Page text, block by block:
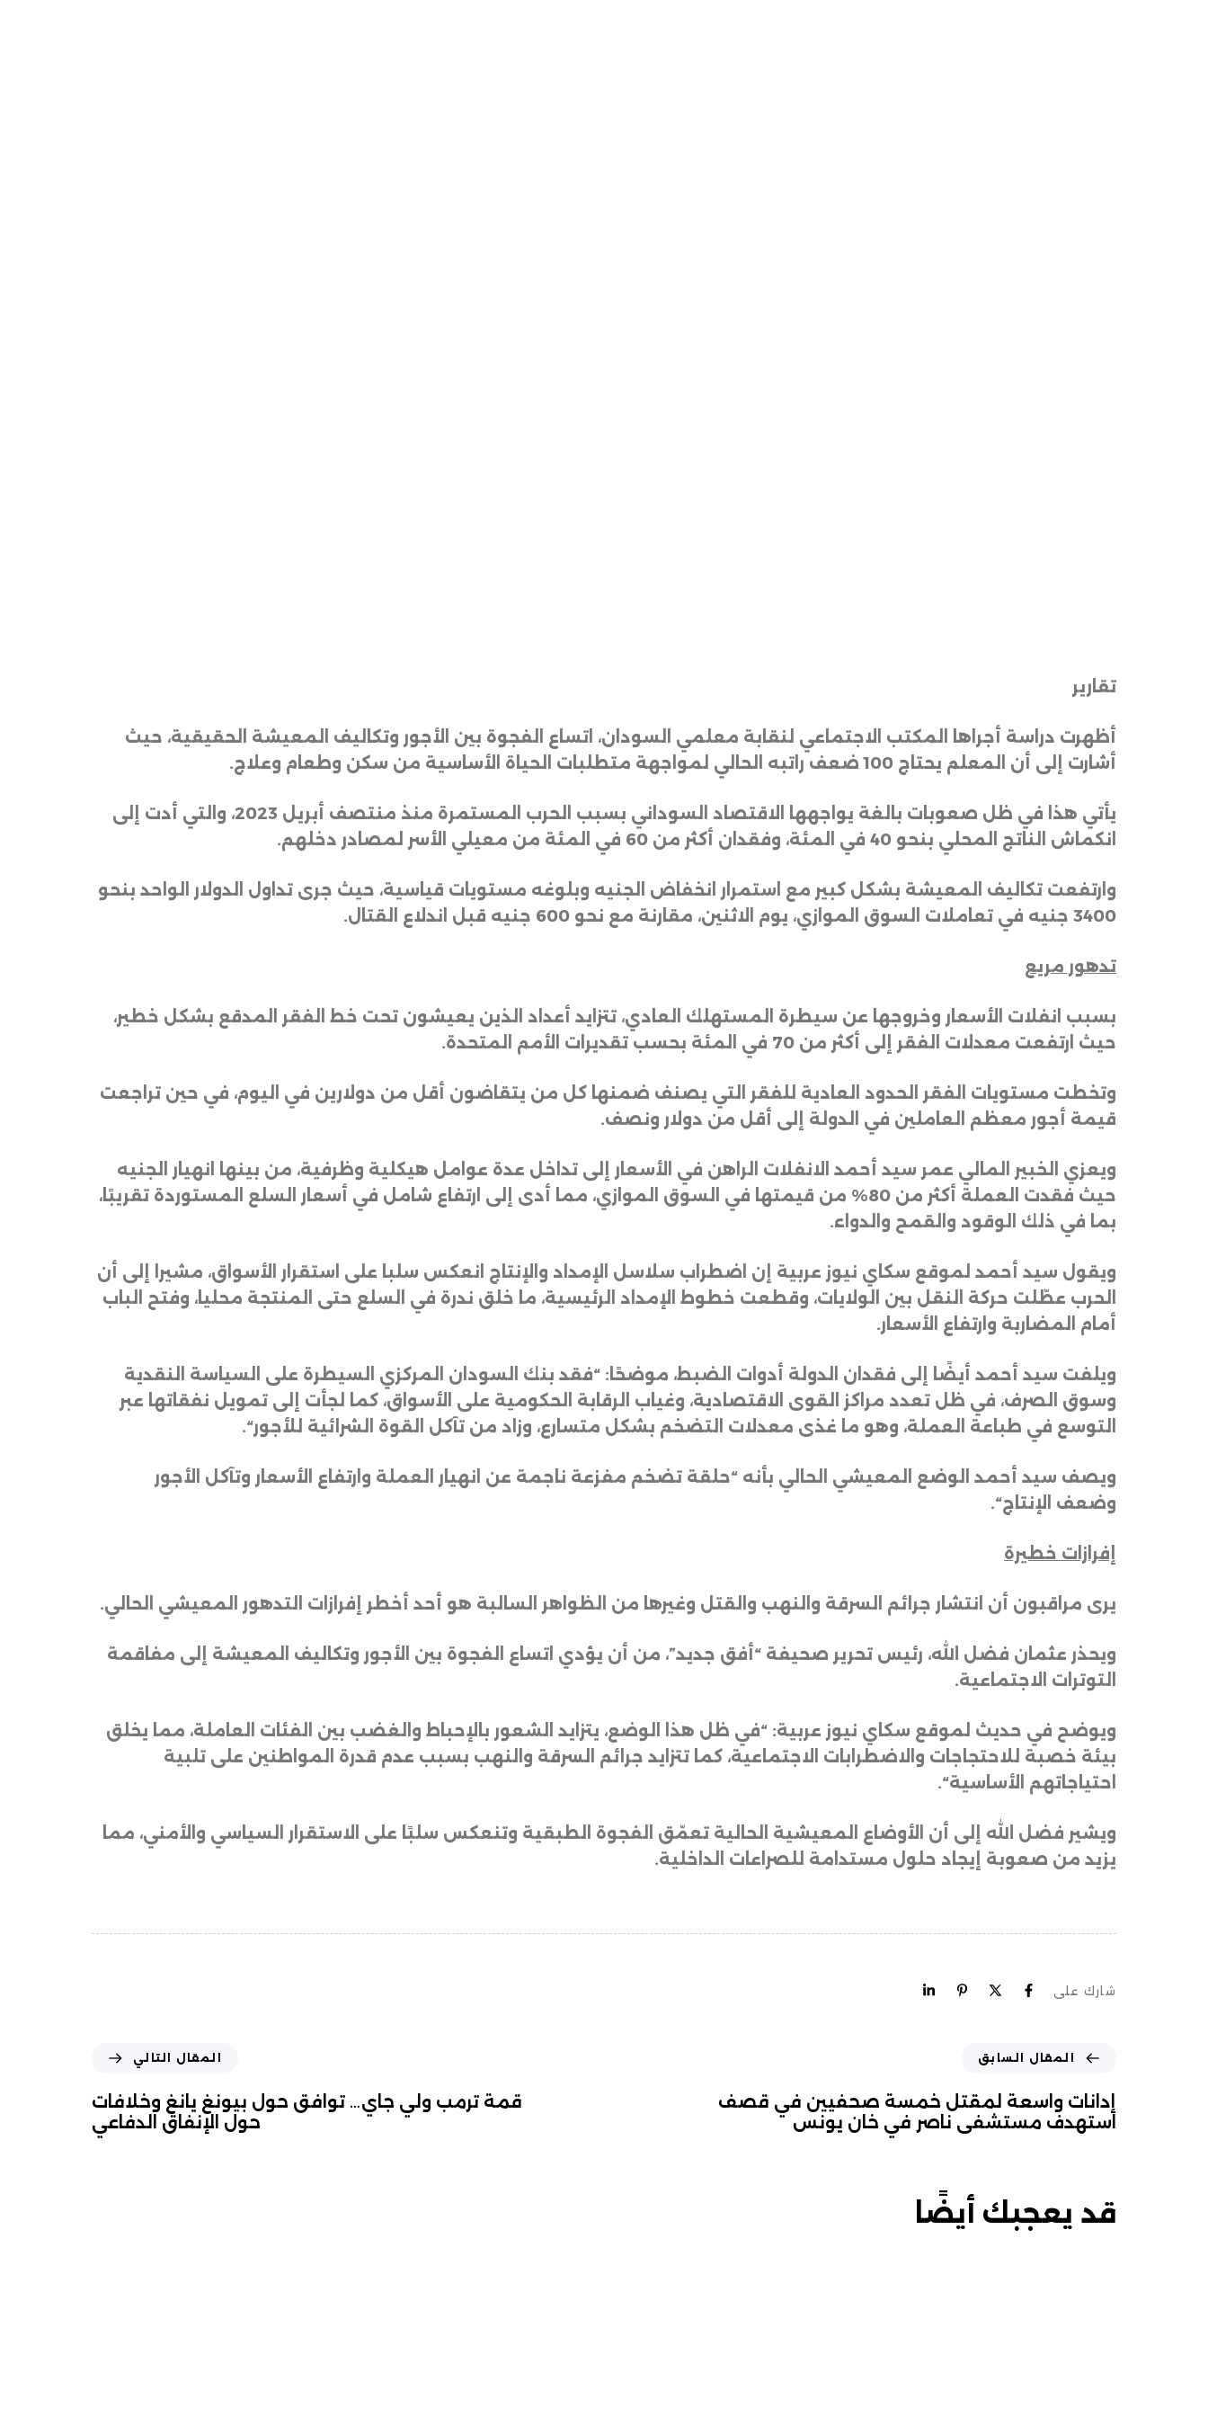
تقارير
أظهرت دراسة أجراها المكتب الاجتماعي لنقابة معلمي السودان، اتساع الفجوة بين الأجور وتكاليف المعيشة الحقيقية، حيث
أشارت إلى أن المعلم يحتاج 100 ضعف راتبه الحالي لمواجهة متطلبات الحياة الأساسية من سكن وطعام وعلاج
.
يأتي هذا في ظل صعوبات بالغة يواجهها الاقتصاد السوداني بسبب الحرب المستمرة منذ منتصف أبريل 2023، والتي أدت إلى
انكماش الناتج المحلي بنحو 40 في المئة، وفقدان أكثر من 60 في المئة من معيلي الأسر لمصادر دخلهم
.
وارتفعت تكاليف المعيشة بشكل كبير مع استمرار انخفاض الجنيه وبلوغه مستويات قياسية، حيث جرى تداول الدولار الواحد بنحو
3400 جنيه في تعاملات السوق الموازي، يوم الاثنين، مقارنة مع نحو 600 جنيه قبل اندلاع القتال
.
تدهور مريع
بسبب انفلات الأسعار وخروجها عن سيطرة المستهلك العادي، تتزايد أعداد الذين يعيشون تحت خط الفقر المدقع بشكل خطير،
حيث ارتفعت معدلات الفقر إلى أكثر من 70 في المئة بحسب تقديرات الأمم المتحدة
.
وتخطت مستويات الفقر الحدود العادية للفقر التي يصنف ضمنها كل من يتقاضون أقل من دولارين في اليوم، في حين تراجعت
قيمة أجور معظم العاملين في الدولة إلى أقل من دولار ونصف.
ويعزي الخبير المالي عمر سيد أحمد الانفلات الراهن في الأسعار إلى تداخل عدة عوامل هيكلية وظرفية، من بينها انهيار الجنيه
حيث فقدت العملة أكثر من 80% من قيمتها في السوق الموازي، مما أدى إلى ارتفاع شامل في أسعار السلع المستوردة تقريبًا،
بما في ذلك الوقود والقمح والدواء.
ويقول سيد أحمد لموقع سكاي نيوز عربية إن اضطراب سلاسل الإمداد والإنتاج انعكس سلبا على استقرار الأسواق، مشيرا إلى أن
الحرب عطّلت حركة النقل بين الولايات، وقطعت خطوط الإمداد الرئيسية، ما خلق ندرة في السلع حتى المنتجة محليا، وفتح الباب
أمام المضاربة وارتفاع الأسعار.
ويلفت سيد أحمد أيضًا إلى فقدان الدولة أدوات الضبط، موضحًا: “فقد بنك السودان المركزي السيطرة على السياسة النقدية
وسوق الصرف، في ظل تعدد مراكز القوى الاقتصادية، وغياب الرقابة الحكومية على الأسواق، كما لجأت إلى تمويل نفقاتها عبر
التوسع في طباعة العملة، وهو ما غذى معدلات التضخم بشكل متسارع، وزاد من تآكل القوة الشرائية للأجور“.
ويصف سيد أحمد الوضع المعيشي الحالي بأنه “حلقة تضخم مفزعة ناجمة عن انهيار العملة وارتفاع الأسعار وتآكل الأجور
وضعف الإنتاج“.
إفرازات خطيرة
يرى مراقبون أن انتشار جرائم السرقة والنهب والقتل وغيرها من الظواهر السالبة هو أحد أخطر إفرازات التدهور المعيشي الحالي.
ويحذر عثمان فضل الله، رئيس تحرير صحيفة “أفق جديد”، من أن يؤدي اتساع الفجوة بين الأجور وتكاليف المعيشة إلى مفاقمة
التوترات الاجتماعية.
ويوضح في حديث لموقع سكاي نيوز عربية: “في ظل هذا الوضع، يتزايد الشعور بالإحباط والغضب بين الفئات العاملة، مما يخلق
بيئة خصبة للاحتجاجات والاضطرابات الاجتماعية، كما تتزايد جرائم السرقة والنهب بسبب عدم قدرة المواطنين على تلبية
احتياجاتهم الأساسية“.
ويشير فضل الله إلى أن الأوضاع المعيشية الحالية تعمّق الفجوة الطبقية وتنعكس سلبًا على الاستقرار السياسي والأمني، مما
يزيد من صعوبة إيجاد حلول مستدامة للصراعات الداخلية.
شارك على
المقال السابق
إدانات واسعة لمقتل خمسة صحفيين في قصف
استهدف مستشفى ناصر في خان يونس
المقال التالي
قمة ترمب ولي جاي… توافق حول بيونغ يانغ وخلافات
حول الإنفاق الدفاعي
قد يعجبك أيضًا